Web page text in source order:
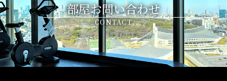
部屋お問い合わせ
CONTACT